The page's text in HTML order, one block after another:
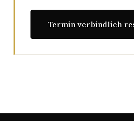
Termin verbindlich